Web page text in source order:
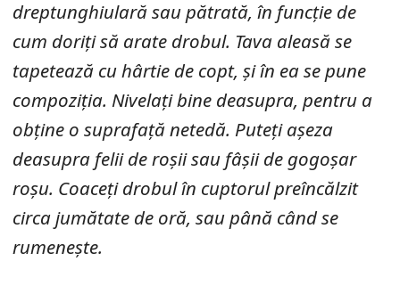
dreptunghiulară sau pătrată, în funcție de
cum doriți să arate drobul. Tava aleasă se
tapetează cu hârtie de copt, și în ea se pune
compoziția. Nivelați bine deasupra, pentru a
obține o suprafață netedă. Puteți așeza
deasupra felii de roșii sau fâșii de gogoșar
roșu. Coaceți drobul în cuptorul preîncălzit
circa jumătate de oră, sau până când se
rumenește.